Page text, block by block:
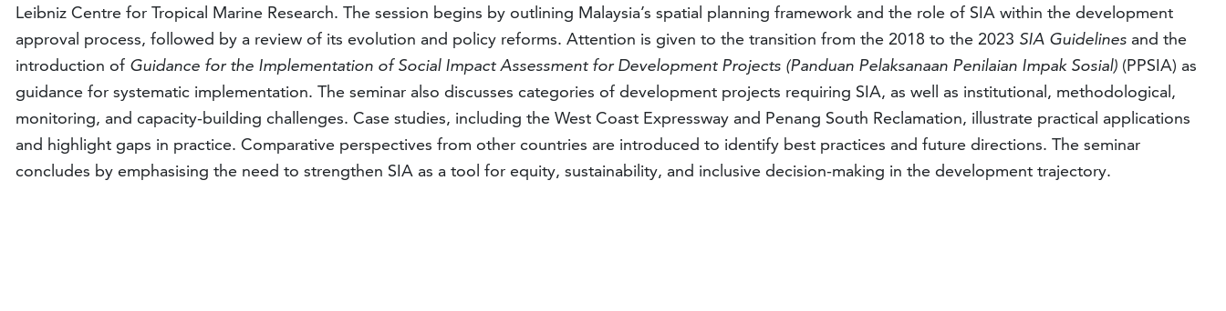
Leibniz Centre for Tropical Marine Research. The session begins by outlining Malaysia’s spatial planning framework and the role of SIA within the development
approval process, followed by a review of its evolution and policy reforms. Attention is given to the transition from the 2018 to the 2023 SIA Guidelinesand the
introduction of Guidance for the Implementation of Social Impact Assessment for Development Projects (Panduan Pelaksanaan Penilaian Impak Sosial)(PPSIA) as
guidance for systematic implementation. The seminar also discusses categories of development projects requiring SIA, as well as institutional, methodological,
monitoring, and capacity-building challenges. Case studies, including the West Coast Expressway and Penang South Reclamation, illustrate practical applications
and highlight gaps in practice. Comparative perspectives from other countries are introduced to identify best practices and future directions. The seminar
concludes by emphasising the need to strengthen SIA as a tool for equity, sustainability, and inclusive decision-making in the development trajectory.